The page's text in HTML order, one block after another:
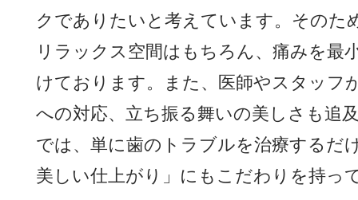
クでありたいと考えています。そのた
リラックス空間はもちろん、痛みを最
けております。また、医師やスタッフ
への対応、立ち振る舞いの美しさも追
では、単に歯のトラブルを治療するだ
美しい仕上がり」にもこだわりを持っ